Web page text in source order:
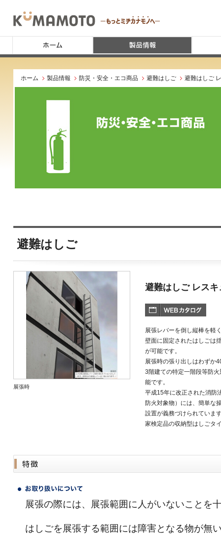
ホーム 製品情報 防災・安全・エコ商品 避難はしご 避難はしご
避難はしご
展張時
避難はしご レス
展張レバーを倒し縦棒を軽
壁面に固定されたはしごは
が可能です。
展張時の張り出しはわずか
3階建ての特定一階段等防
能です。
平成15年に改正された消防
防火対象物）には、簡単な
設置が義務づけられていま
家検定品の収納型はしごタ
展張の際には、展張範囲に人がいないことを
はしごを展張する範囲には障害となる物が無